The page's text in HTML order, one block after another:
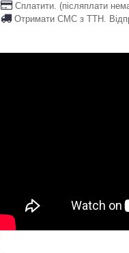
Сплатити. (післяплати
Отримати СМС з ТТН.